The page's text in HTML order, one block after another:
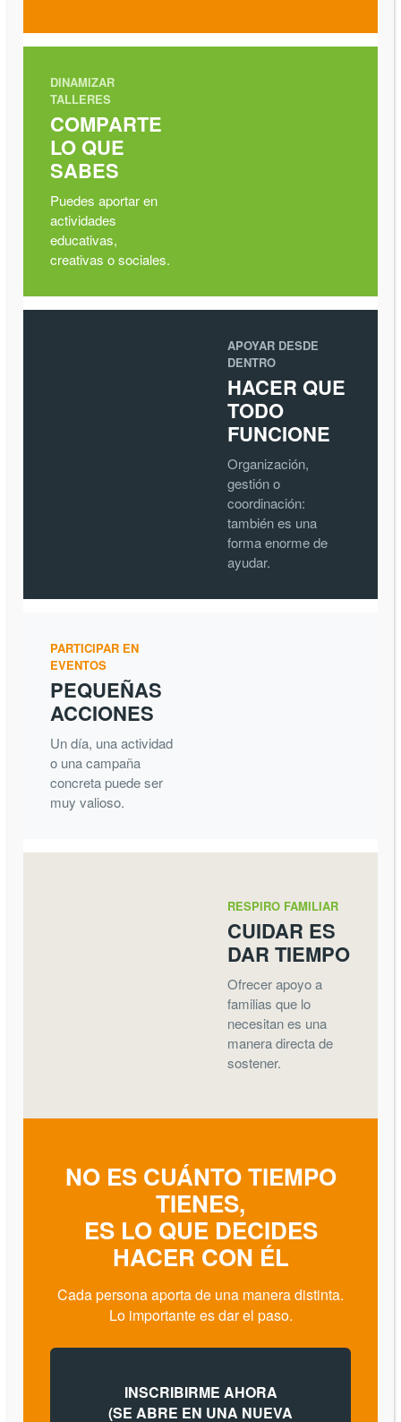
DINAMIZAR
TALLERES
COMPARTE
LO QUE
SABES
Puedes aportar en
actividades
educativas,
creativas o sociales.
APOYAR DESDE
DENTRO
HACER QUE
TODO
FUNCIONE
Organización,
gestión o
coordinación:
también es una
forma enorme de
ayudar.
PARTICIPAR EN
EVENTOS
PEQUEÑAS
ACCIONES
Un día, una actividad
o una campaña
concreta puede ser
muy valioso.
RESPIRO FAMILIAR
CUIDAR ES
DAR TIEMPO
Ofrecer apoyo a
familias que lo
necesitan es una
manera directa de
sostener.
NO ES CUÁNTO TIEMPO
TIENES,
ES LO QUE DECIDES
HACER CON ÉL
Cada persona aporta de una manera distinta.
Lo importante es dar el paso.
INSCRIBIRME AHORA
(SE ABRE EN UNA NUEVA